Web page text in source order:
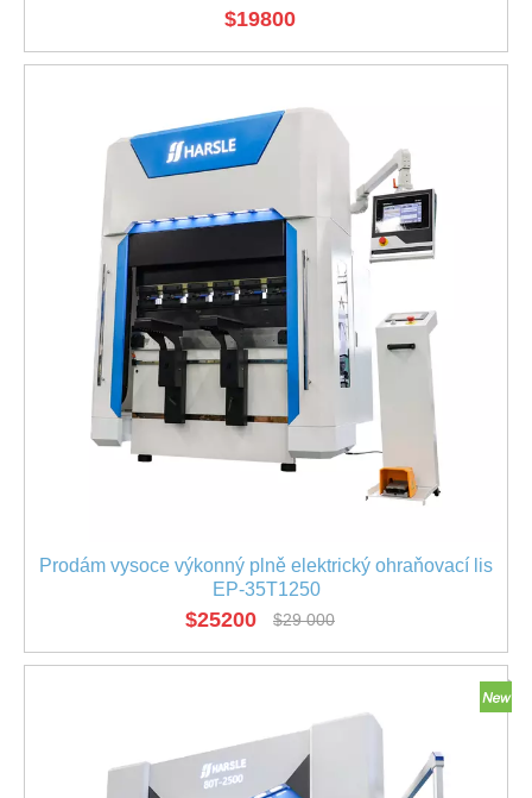
$19800
Prodám vysoce výkonný plně elektrický ohraňovací lis
EP-35T1250
$25200 $29 000